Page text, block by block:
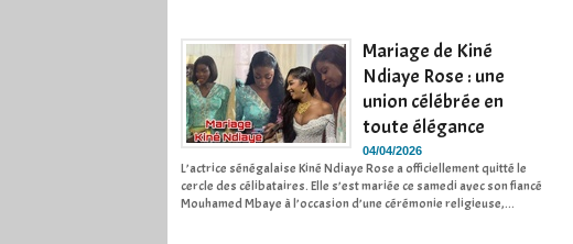
Mariage de Kiné
Ndiaye Rose : une
union célébrée en
toute élégance
04/04/2026
L’actrice sénégalaise Kiné Ndiaye Rose a officiellement quitté le
cercle des célibataires. Elle s’est mariée ce samedi avec son fiancé
Mouhamed Mbaye à l’occasion d’une cérémonie religieuse,...